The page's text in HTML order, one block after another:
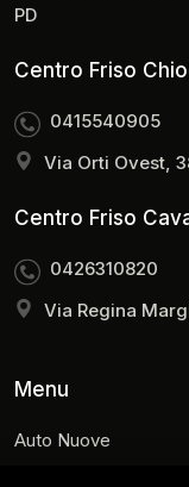
Menu
Auto Nuove
PD
Centro Friso
0415540905
Via Orti Ovest,
Centro Friso
0426310820
Via Regina